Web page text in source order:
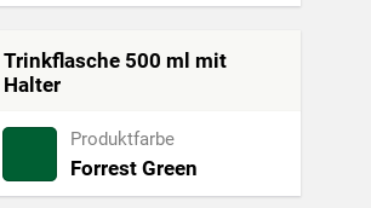
Trinkflasche 500 ml mit
Halter
Produktfarbe
Forrest Green